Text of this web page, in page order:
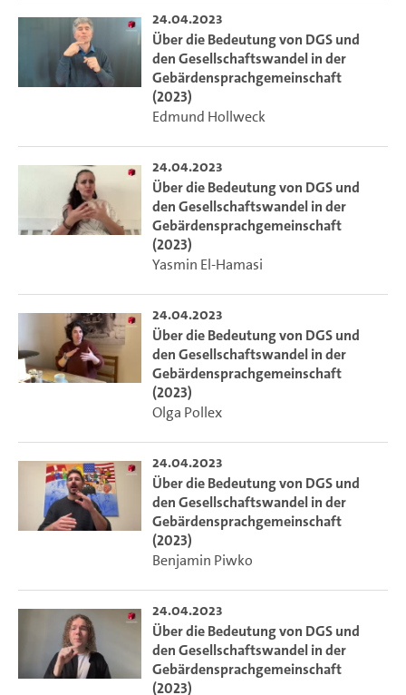
24.04.2023
Über die Bedeutung von DGS und
den Gesellschaftswandel in der
Gebärdensprachgemeinschaft
(2023)
Edmund Hollweck
24.04.2023
Über die Bedeutung von DGS und
den Gesellschaftswandel in der
Gebärdensprachgemeinschaft
(2023)
Yasmin El-Hamasi
24.04.2023
Über die Bedeutung von DGS und
den Gesellschaftswandel in der
Gebärdensprachgemeinschaft
(2023)
Olga Pollex
24.04.2023
Über die Bedeutung von DGS und
den Gesellschaftswandel in der
Gebärdensprachgemeinschaft
(2023)
Benjamin Piwko
24.04.2023
Über die Bedeutung von DGS und
den Gesellschaftswandel in der
Gebärdensprachgemeinschaft
(2023)